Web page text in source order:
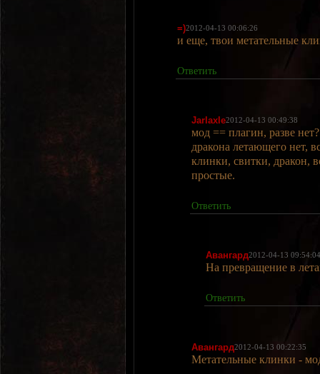
=)2012-04-13 00:06:26
и еще, твои метательные
Ответить
Jarlaxle2012-04-13 00:49:38
мод == плагин, разве нет?
дракона летающего нет,
клинки, свитки, дракон,
простые.
Ответить
Авангард2012-04-13
На превращение в
Ответить
Авангард2012-04-13 00:22:35
Метательные клинки -